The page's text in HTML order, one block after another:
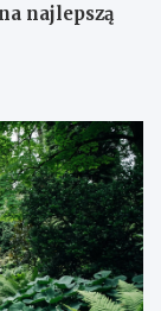
najlepszą